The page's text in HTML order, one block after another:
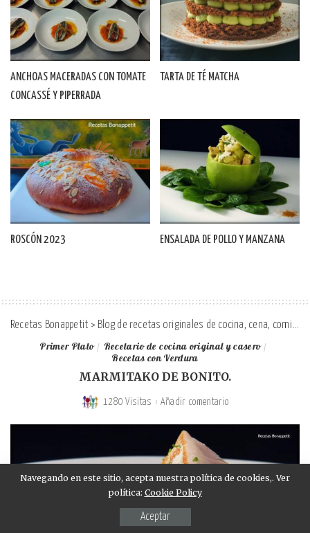
ANCHOAS MACERADAS CON TOMATE
CONCASSÉ Y PIPERRADA
TARTA DE TÉ MATCHA
ROSCÓN 2023 ENSALADA DE POLLO Y MANZANA
Recetas Bonappetit > Blog de recetas originales de cocina, cena, comida y desayuno
Primer Plato Recetario de cocina original y casero
Recetas con Verdura
MARMITAKO DE BONITO.
1280 Visitas Añadir comentario
Navegando en este sitio, acepta nuestra política de cookies,. Ver
política: Cookie Policy
Aceptar